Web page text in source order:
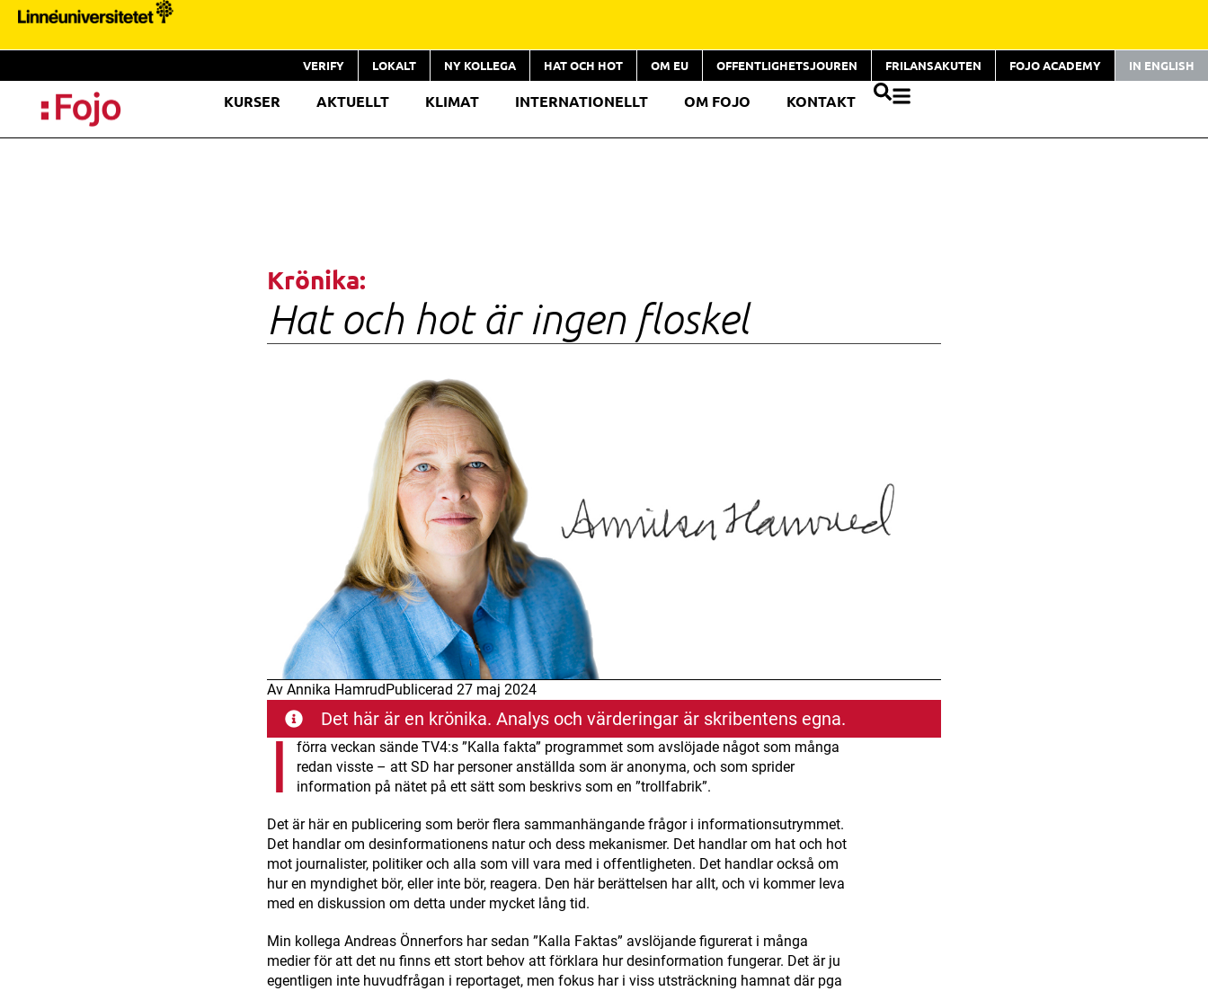
VERIFY LOKALT NY KOLLEGA HAT OCH HOT OM EU OFFENTLIGHETSJOUREN FRILANSAKUTEN FOJO ACADEMY IN ENGLISH
KURSER AKTUELLT KLIMAT INTERNATIONELLT OM FOJO KONTAKT
Krönika:
Hat och hot är ingen floskel
Av Annika Hamrud Publicerad 27 maj 2024
Det här är en krönika. Analys och värderingar är skribentens egna.
I
förra veckan sände TV4:s ”Kalla fakta” programmet som avslöjade något som många
redan visste – att SD har personer anställda som är anonyma, och som sprider
information på nätet på ett sätt som beskrivs som en ”trollfabrik”.
Det är här en publicering som berör flera sammanhängande frågor i informationsutrymmet.
Det handlar om desinformationens natur och dess mekanismer. Det handlar om hat och hot
mot journalister, politiker och alla som vill vara med i offentligheten. Det handlar också om
hur en myndighet bör, eller inte bör, reagera. Den här berättelsen har allt, och vi kommer leva
med en diskussion om detta under mycket lång tid.
Min kollega Andreas Önnerfors har sedan ”Kalla Faktas” avslöjande figurerat i många
medier för att det nu finns ett stort behov att förklara hur desinformation fungerar. Det är ju
egentligen inte huvudfrågan i reportaget, men fokus har i viss utsträckning hamnat där pga